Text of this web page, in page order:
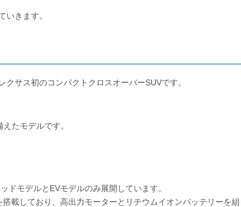
いきます。
サス初のコンパクトクロスオーバーSUVです。
たモデルです。
ドモデルとEVモデルのみ展開しています。
載しており、高出力モーターとリチウムイオンバッテリーを組